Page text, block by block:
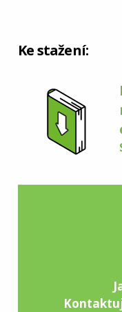
Ke stažení: